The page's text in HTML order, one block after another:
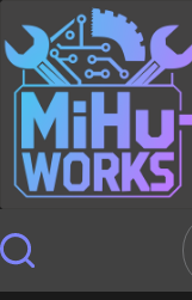
Inhalt
springen